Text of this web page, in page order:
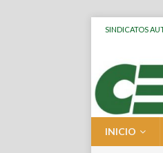
SINDICATOS
INICIO